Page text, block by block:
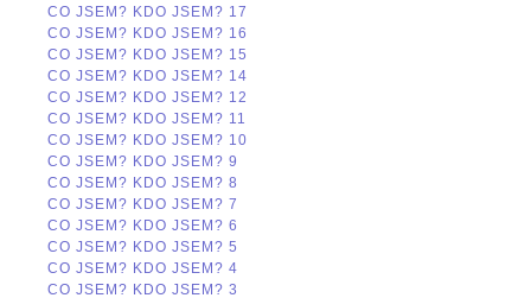
CO JSEM? KDO JSEM? 17
CO JSEM? KDO JSEM? 16
CO JSEM? KDO JSEM? 15
CO JSEM? KDO JSEM? 14
CO JSEM? KDO JSEM? 12
CO JSEM? KDO JSEM? 11
CO JSEM? KDO JSEM? 10
CO JSEM? KDO JSEM? 9
CO JSEM? KDO JSEM? 8
CO JSEM? KDO JSEM? 7
CO JSEM? KDO JSEM? 6
CO JSEM? KDO JSEM? 5
CO JSEM? KDO JSEM? 4
CO JSEM? KDO JSEM? 3